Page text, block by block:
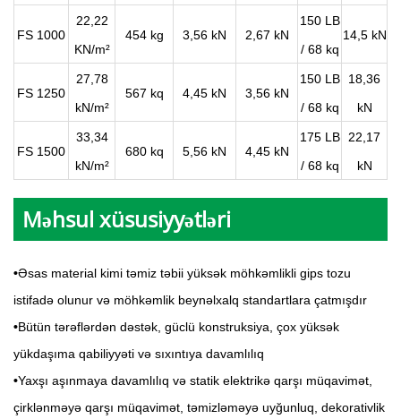
FS 1000
22,22
KN/m²
454 kg 3,56 kN 2,67 kN
150 LB
/ 68 kq
14,5 kN
FS 1250
27,78
kN/m²
567 kq 4,45 kN 3,56 kN
150 LB
/ 68 kq
18,36
kN
FS 1500
33,34
kN/m²
680 kq 5,56 kN 4,45 kN
175 LB
/ 68 kq
22,17
kN
Məhsul xüsusiyyətləri
•Əsas material kimi təmiz təbii yüksək möhkəmlikli gips tozu
istifadə olunur və möhkəmlik beynəlxalq standartlara çatmışdır
•Bütün tərəflərdən dəstək, güclü konstruksiya, çox yüksək
yükdaşıma qabiliyyəti və sıxıntıya davamlılıq
•Yaxşı aşınmaya davamlılıq və statik elektrikə qarşı müqavimət,
çirklənməyə qarşı müqavimət, təmizləməyə uyğunluq, dekorativlik